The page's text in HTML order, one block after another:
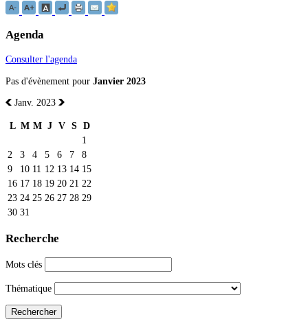
Agenda
Consulter l'agenda
Pas d'évènement pour Janvier 2023
Janv. 2023
L M M J V S D
1
2
3 4 5 6 7
8
9
10 11 12 13 14 15
16 17 18 19 20 21 22
23 24 25 26 27 28 29
30 31
Recherche
Mots clés
Thématique